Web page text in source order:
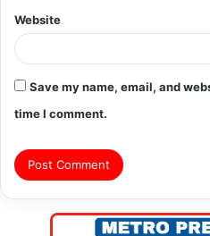
Website
Save my name, email, and
time I comment.